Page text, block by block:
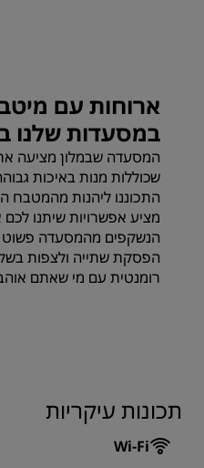
ארוחות עם מיטב
במסעדות שלנו
המסעדה שבמלון מציעה
שכוללות מנות באיכות
התכוננו ליהנות מהמטבח
מציע אפשרויות שיתנו לכם
הנשקפים מהמסעדה פשוט
הפסקת שתייה ולצפות
רומנטית עם מי שאתם
תכונות עיקריות
Wi-Fi